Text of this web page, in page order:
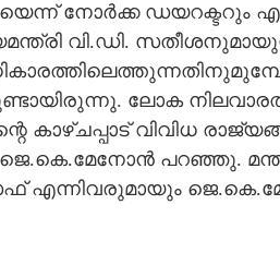
നോർക്ക
വി.ഡി.
ലോക
കാഴ്ചപ്പാട് വിവിധ
പറഞ്ഞു.
എന്നിവരുമായും